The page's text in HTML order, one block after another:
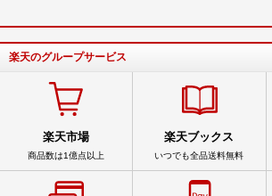
楽天のグループサービス
楽天市場
商品数は1億点以上
楽天ブックス
いつでも全品送料無料